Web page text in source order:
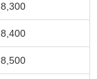
8,300
8,400
8,500